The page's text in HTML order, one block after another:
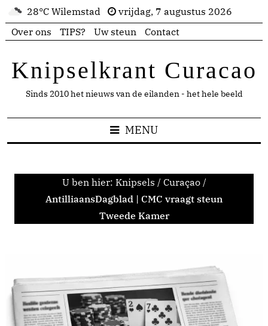
28°C Wilemstad
vrijdag, 7 augustus 2026
Over ons
TIPS? Uw steun Contact
Knipselkrant Curacao
Sinds 2010 het nieuws van de eilanden - het hele beeld
MENU
U ben hier: Knipsels / Curaçao /
AntilliaansDagblad | CMC vraagt steun
Tweede Kamer